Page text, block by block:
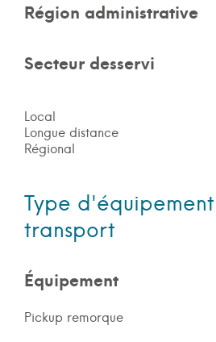
Région administrative
Secteur desservi
Local
Longue distance
Régional
Type
transport
Équipement
Pickup remorque